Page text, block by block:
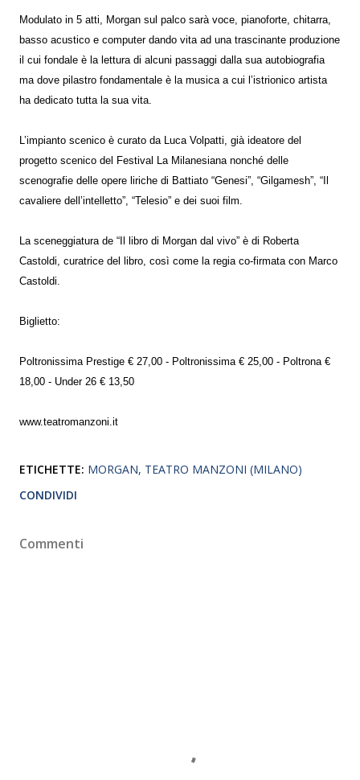
Modulato in 5 atti, Morgan sul palco sarà voce, pianoforte, chitarra,
basso acustico e computer dando vita ad una trascinante produzione
il cui fondale è la lettura di alcuni passaggi dalla sua autobiografia
ma dove pilastro fondamentale è la musica a cui l’istrionico artista
ha dedicato tutta la sua vita.
L’impianto scenico è curato da Luca Volpatti, già ideatore del
progetto scenico del Festival La Milanesiana nonché delle
scenografie delle opere liriche di Battiato “Genesi”, “Gilgamesh”, “Il
cavaliere dell’intelletto”, “Telesio” e dei suoi film.
La sceneggiatura de “Il libro di Morgan dal vivo” è di Roberta
Castoldi, curatrice del libro, così come la regia co-firmata con Marco
Castoldi.
Biglietto:
Poltronissima Prestige € 27,00 - Poltronissima € 25,00 - Poltrona €
18,00 - Under 26 € 13,50
www.teatromanzoni.it
ETICHETTE: MORGAN TEATRO MANZONI (MILANO)
CONDIVIDI
Commenti